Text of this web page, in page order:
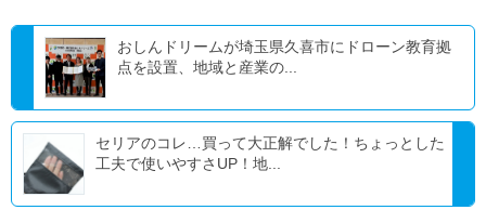
おしんドリームが埼玉県久喜市にドローン教育拠
点を設置、地域と産業の...
セリアのコレ…買って大正解でした！ちょっとした
工夫で使いやすさUP！地...